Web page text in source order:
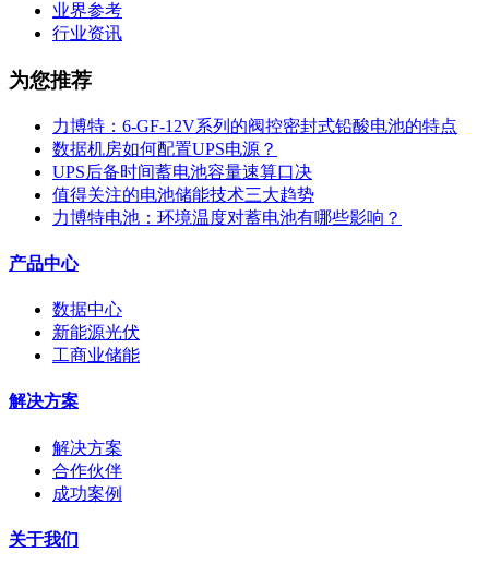
业界参考
行业资讯
为您推荐
力博特：6-GF-12V系列的阀控密封式铅酸电池的特点
数据机房如何配置UPS电源？
UPS后备时间蓄电池容量速算口决
值得关注的电池储能技术三大趋势
力博特电池：环境温度对蓄电池有哪些影响？
产品中心
数据中心
新能源光伏
工商业储能
解决方案
解决方案
合作伙伴
成功案例
关于我们